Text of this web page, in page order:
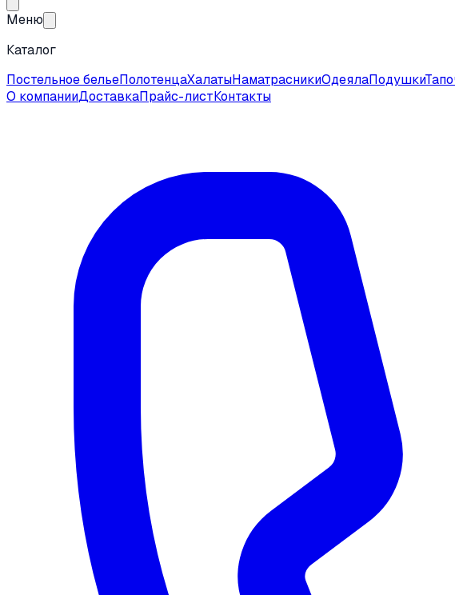
Меню
Каталог
Постельное бельеПолотенцаХалатыНаматрасникиОдеялаПодушки
О компанииДоставкаПрайс-листКонтакты